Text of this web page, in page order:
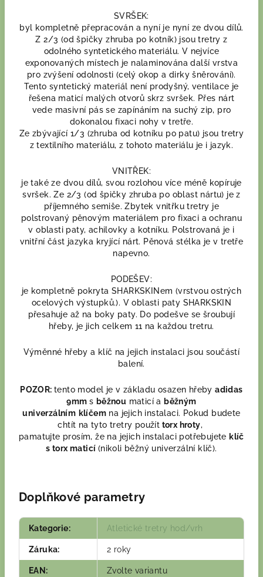
SVRŠEK:
byl kompletně přepracován a nyní je nyní ze dvou dílů.
Z 2/3 (od špičky zhruba po kotník) jsou tretry z
odolného syntetického materiálu. V nejvíce
exponovaných místech je nalaminována další vrstva
pro zvýšení odolnosti (celý okop a dirky šněrování).
Tento syntetický materiál není prodyšný, ventilace je
řešena maticí malých otvorů skrz svršek. Přes nárt
vede masivní pás se zapínáním na suchý zip, pro
dokonalou fixaci nohy v tretře.
Ze zbývající 1/3 (zhruba od kotníku po patu) jsou tretry
z textilního materiálu, z tohoto materiálu je i jazyk.
VNITŘEK:
je také ze dvou dílů, svou rozlohou více méně kopíruje
svršek. Ze 2/3 (od špičky zhruba po oblast nártu) je z
příjemného semiše. Zbytek vnitřku tretry je
polstrovaný pěnovým materiálem pro fixaci a ochranu
v oblasti paty, achilovky a kotníku. Polstrovaná je i
vnitřní část jazyka kryjící nárt. Pěnová stélka je v tretře
napevno.
PODEŠEV:
je kompletně pokryta SHARKSKINem (vrstvou ostrých
ocelových výstupků.). V oblasti paty SHARKSKIN
přesahuje až na boky paty. Do podešve se šroubují
hřeby, je jich celkem 11 na každou tretru.
Výměnné hřeby a klíč na jejich instalaci jsou součástí
balení.
POZOR:tento model je v základu osazen hřebyadidas
9mm s běžnou maticí a běžným
univerzálním klíčem na jejich instalaci. Pokud budete
chtít na tyto tretry použít torx hroty,
pamatujte prosím, že na jejich instalaci potřebujete klíč
s torx maticí (nikoli běžný univerzální klíč).
Doplňkové parametry
Kategorie: Atletické tretry hod/vrh
Záruka: 2 roky
EAN : Zvolte variantu